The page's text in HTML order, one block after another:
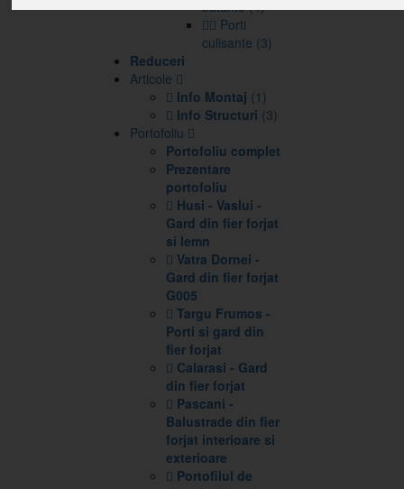
batante (4)
Porti
culisante (3)
Reduceri
Articole
Info Montaj (1)
Info Structuri (3)
Portofoliu
Portofoliu complet
Prezentare
portofoliu
Husi - Vaslui -
Gard din fier forjat
si lemn
Vatra Dornei -
Gard din fier forjat
G005
Targu Frumos -
Porti si gard din
fier forjat
Calarasi - Gard
din fier forjat
Pascani -
Balustrade din fier
forjat interioare si
exterioare
Portofilul de